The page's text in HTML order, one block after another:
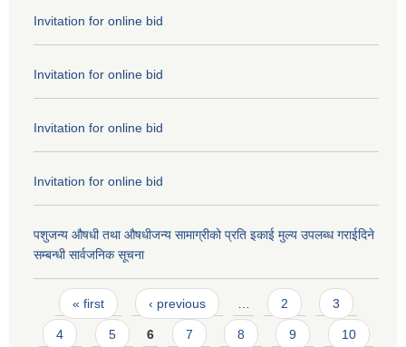
Invitation for online bid
Invitation for online bid
Invitation for online bid
Invitation for online bid
पशुजन्य औषधी तथा औषधीजन्य सामाग्रीको प्रति इकाई मुल्य उपलब्ध गराईदिने
सम्बन्धी सार्वजनिक सूचना
Pages
« first ‹ previous … 2 3
4 5 6 7 8 9 10